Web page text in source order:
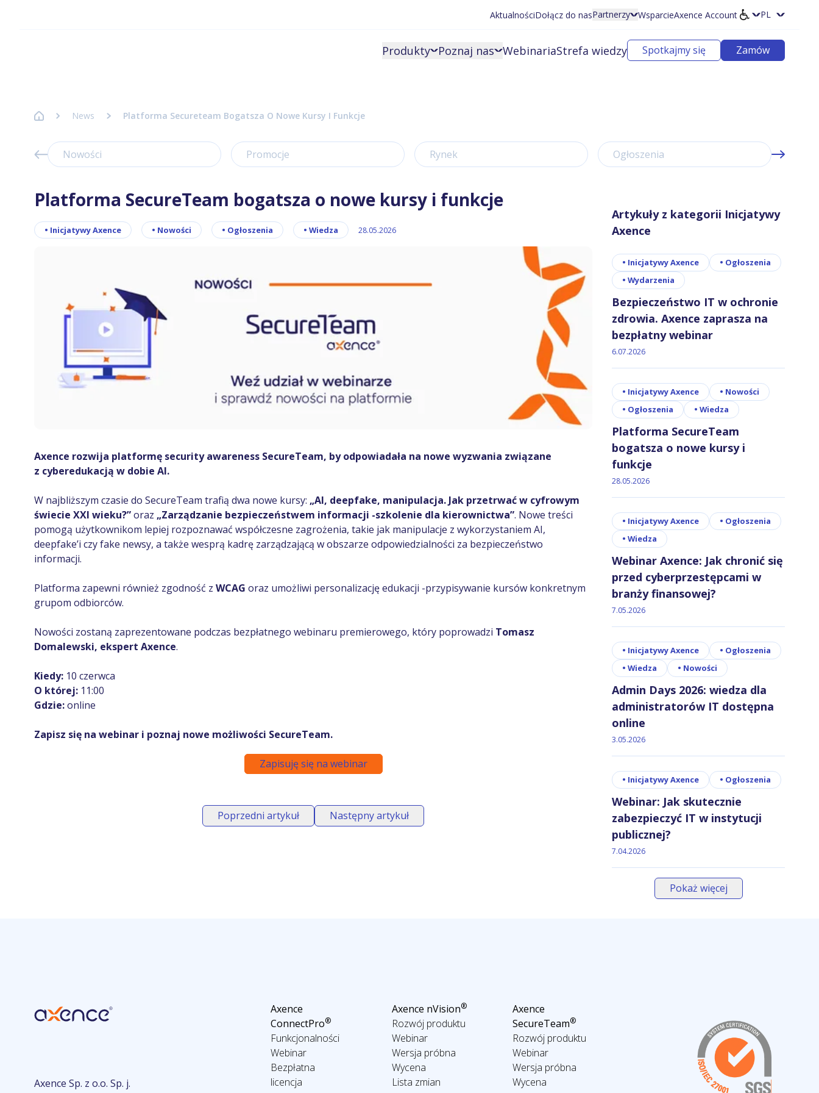
AktualnościDołącz do nasPartnerzy WsparcieAxence Account Wybierz
Produkty Poznaj nas WebinariaStrefa wiedzy Spotkajmy się Zamów
News Platforma Secureteam Bogatsza O Nowe Kursy I Funkcje
Nowości Promocje Rynek Ogłoszenia
Platforma SecureTeam bogatsza o nowe kursy i funkcje
• Inicjatywy Axence • Nowości • Ogłoszenia • Wiedza 28.05.2026
Axence rozwija platformę security awareness SecureTeam, by odpowiadała na nowe wyzwania związane
z cyberedukacją w dobie AI.
W najbliższym czasie do SecureTeam trafią dwa nowe kursy: „AI, deepfake, manipulacja. Jak przetrwać w cyfrowym
świecie XXI wieku?”oraz „Zarządzanie bezpieczeństwem informacji -szkolenie dla kierownictwa”. Nowe treści
pomogą użytkownikom lepiej rozpoznawać współczesne zagrożenia, takie jak manipulacje z wykorzystaniem AI,
deepfake’i czy fake newsy, a także wesprą kadrę zarządzającą w obszarze odpowiedzialności za bezpieczeństwo
informacji.
Platforma zapewni również zgodność z WCAG oraz umożliwi personalizację edukacji -przypisywanie kursów konkretnym
grupom odbiorców.
Nowości zostaną zaprezentowane podczas bezpłatnego webinaru premierowego, który poprowadzi Tomasz
Domalewski, ekspert Axence.
Kiedy: 10 czerwca
O której: 11:00
Gdzie:online
Zapisz się na webinar i poznaj nowe możliwości SecureTeam.
Zapisuję się na webinar
Poprzedni artykuł Następny artykuł
Artykuły z kategorii Inicjatywy
Axence
• Inicjatywy Axence • Ogłoszenia
• Wydarzenia
Bezpieczeństwo IT w ochronie
zdrowia. Axence zaprasza na
bezpłatny webinar
6.07.2026
• Inicjatywy Axence • Nowości
• Ogłoszenia • Wiedza
Platforma SecureTeam
bogatsza o nowe kursy i
funkcje
28.05.2026
• Inicjatywy Axence • Ogłoszenia
• Wiedza
Webinar Axence: Jak chronić się
przed cyberprzestępcami w
branży finansowej?
7.05.2026
• Inicjatywy Axence • Ogłoszenia
• Wiedza • Nowości
Admin Days 2026: wiedza dla
administratorów IT dostępna
online
3.05.2026
• Inicjatywy Axence • Ogłoszenia
Webinar: Jak skutecznie
zabezpieczyć IT w instytucji
publicznej?
7.04.2026
Pokaż więcej
Axence Sp. z o.o. Sp. j.
Axence
ConnectPro®
Funkcjonalności
Webinar
Bezpłatna
licencja
Axence nVision®
Rozwój produktu
Webinar
Wersja próbna
Wycena
Lista zmian
Axence
SecureTeam®
Rozwój produktu
Webinar
Wersja próbna
Wycena